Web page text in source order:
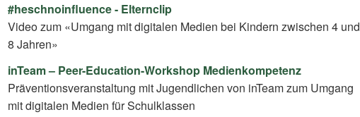
#heschnoinfluence - Elternclip
Video zum «Umgang mit digitalen Medien bei Kindern zwischen 4 und
8 Jahren»
inTeam – Peer-Education-Workshop Medienkompetenz
Präventionsveranstaltung mit Jugendlichen von inTeam zum Umgang
mit digitalen Medien für Schulklassen